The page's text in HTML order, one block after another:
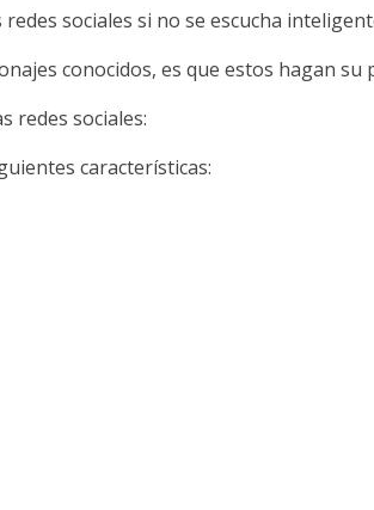
sociales si no se escucha
conocidos, es que estos hagan
redes sociales:
características: